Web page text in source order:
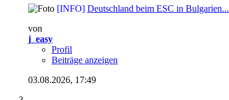
[INFO] Deutschland beim ESC in Bulgarien...
von
j_easy
Profil
Beiträge anzeigen
03.08.2026, 17:49